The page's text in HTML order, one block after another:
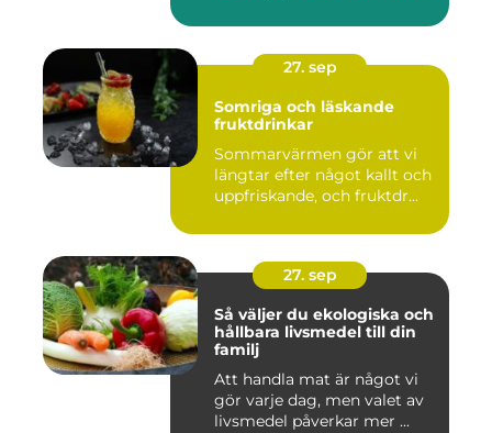
27. sep
Somriga och läskande
fruktdrinkar
Sommarvärmen gör att vi
längtar efter något kallt och
uppfriskande, och fruktdr...
27. sep
Så väljer du ekologiska och
hållbara livsmedel till din
familj
Att handla mat är något vi
gör varje dag, men valet av
livsmedel påverkar mer ...